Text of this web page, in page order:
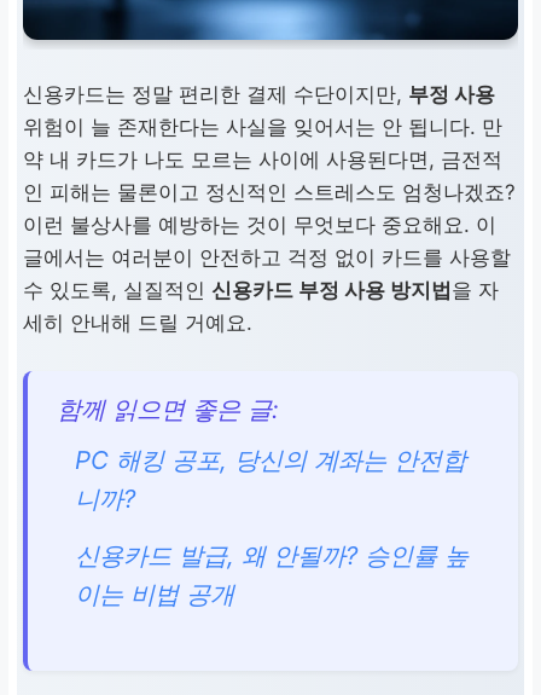
신용카드는 정말 편리한 결제 수단이지만, 부정 사용
위험이 늘 존재한다는 사실을 잊어서는 안 됩니다. 만
약 내 카드가 나도 모르는 사이에 사용된다면, 금전적
인 피해는 물론이고 정신적인 스트레스도 엄청나겠죠?
이런 불상사를 예방하는 것이 무엇보다 중요해요. 이
글에서는 여러분이 안전하고 걱정 없이 카드를 사용할
수 있도록, 실질적인 신용카드 부정 사용 방지법 을 자
세히 안내해 드릴 거예요.
함께 읽으면 좋은 글:
PC 해킹 공포, 당신의 계좌는 안전합
니까?
신용카드 발급, 왜 안될까? 승인률 높
이는 비법 공개